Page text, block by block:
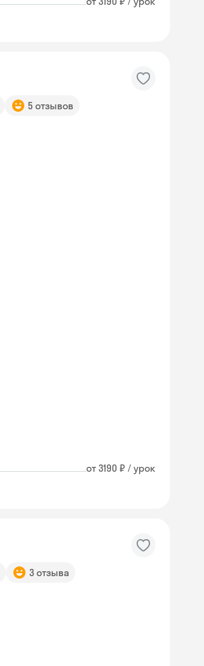
5 отзывов
от 3190 ₽ / урок
3 отзыва